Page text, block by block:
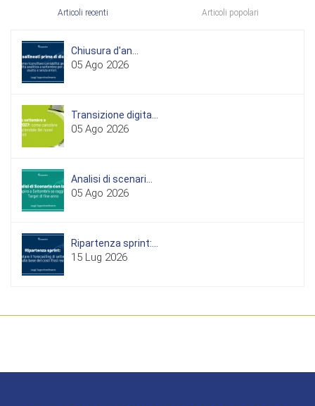
Articoli recenti Articoli popolari
Chiusura d'an...
05 Ago 2026
Transizione digita...
05 Ago 2026
Analisi di scenari...
05 Ago 2026
Ripartenza sprint:...
15 Lug 2026